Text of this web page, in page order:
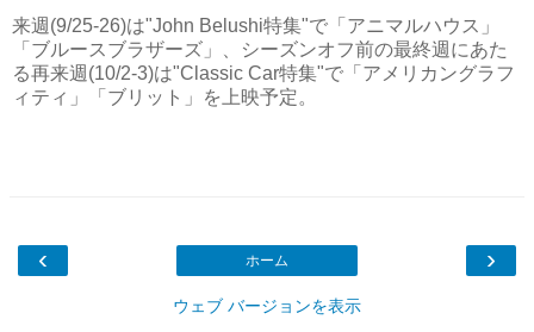
来週(9/25-26)は"John Belushi特集"で「アニマルハウス」
「ブルースブラザーズ」、シーズンオフ前の最終週にあた
る再来週(10/2-3)は"Classic Car特集"で「アメリカングラフ
ィティ」「ブリット」を上映予定。
‹ ›
ホーム
ウェブ バージョンを表示